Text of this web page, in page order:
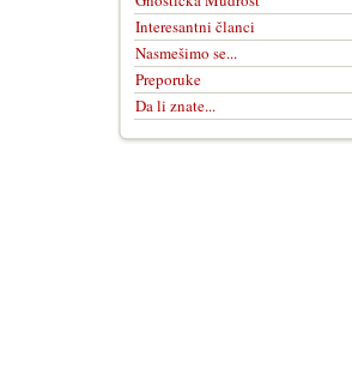
Interesantni članci
Nasmešimo se...
Preporuke
Da li znate...